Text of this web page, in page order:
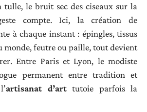
tulle, le bruit sec des ciseaux sur la
compte. Ici, la création de
à chaque instant : épingles, tissus
monde, feutre ou paille, tout devient
Entre Paris et Lyon, le modiste
permanent entre tradition et
artisanat d’arttutoie parfois la